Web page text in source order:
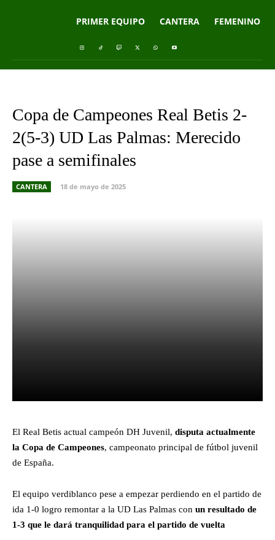
PRIMER EQUIPO CANTERA FEMENINO
Copa de Campeones Real Betis 2-
2(5-3) UD Las Palmas: Merecido
pase a semifinales
CANTERA 18 de mayo de 2025
El Real Betis actual campeón DH Juvenil, disputa actualmente
la Copa de Campeones, campeonato principal de fútbol juvenil
de España.
El equipo verdiblanco pese a empezar perdiendo en el partido de
ida 1-0 logro remontar a la UD Las Palmas con un resultado de
1-3 que le dará tranquilidad para el partido de vuelta